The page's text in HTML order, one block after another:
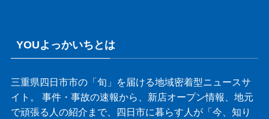
YOUよっかいちとは
三重県四日市市の「旬」を届ける地域密着型ニュースサ
イト。 事件・事故の速報から、新店オープン情報、地元
で頑張る人の紹介まで、四日市に暮らす人が「今、知り